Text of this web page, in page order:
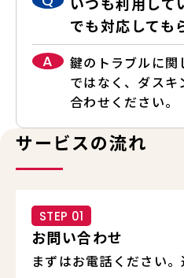
でも対応しても
A
鍵のトラブルに関
ではなく、ダス
合わせください。
サービスの流れ
STEP 01
お問い合わせ
まずはお電話ください